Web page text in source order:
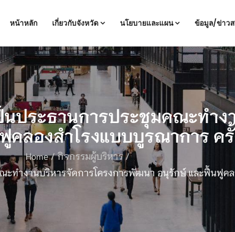
หน้าหลัก เกี่ยวกับจังหวัด นโยบายและแผน ข้อมูล/ข่าวส
ประธานการประชุมคณะทำง
ลองสำโรงแบบบูรณาการ ค
Home/ กิจกรรมผู้บริหาร/
ะทำงานบริหารจัดการโครงการพัฒนา อนุรักษ์ และฟื้นฟูค